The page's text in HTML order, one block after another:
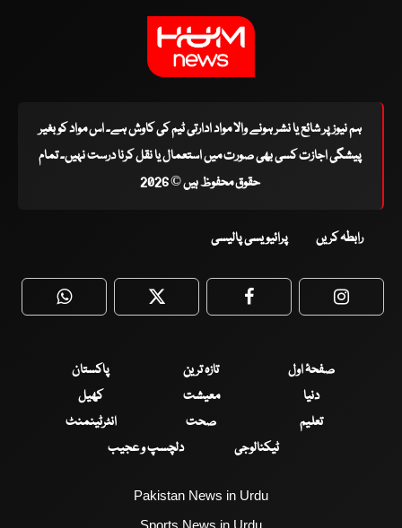
ہم نیوز پر شائع یا نشر ہونے والا مواد ادارتی ٹیم کی کاوش ہے۔ اس مواد کو بغیر
پیشگی اجازت کسی بھی صورت میں استعمال یا نقل کرنا درست نہیں۔ تمام
حقوق محفوظ ہیں © 2026
رابطہ کریں پرائیویسی پالیسی
WhatsApp Twitter Facebook
صفحۂ اول تازہ ترین
پاکستان
دنیا
معیشت
کھیل
تعلیم
صحت
انٹرٹینمنٹ
ٹیکنالوجی
دلچسپ و عجیب
Pakistan News in Urdu
Sports News in Urdu